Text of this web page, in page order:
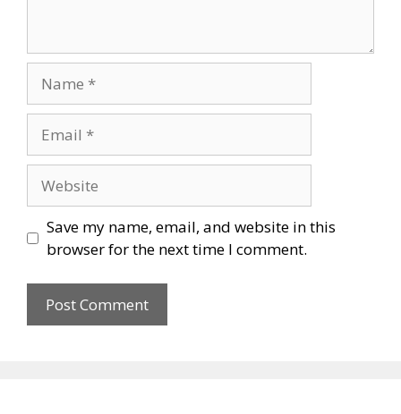
Save my name, email, and website in this
browser for the next time I comment.